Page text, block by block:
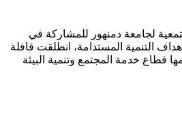
لجامعة دمنهور للمشاركة في
التنمية المستدامة، انطلقت قافلة
قطاع خدمة المجتمع وتنمية البيئة